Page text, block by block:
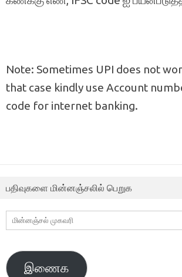
Note: Sometimes UPI does not
that case kindly use Account
code for internet banking.
பதிவுகளை மின்னஞ்சலில் பெறுக
மின்னஞ்சல்
முகவரி
இணைக